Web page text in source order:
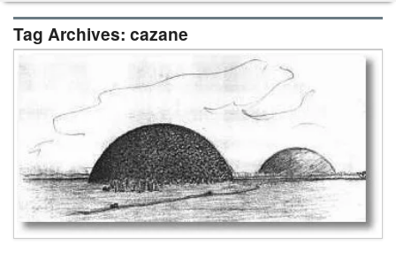
Jocuri
Horoscop
Tag Archives: cazane